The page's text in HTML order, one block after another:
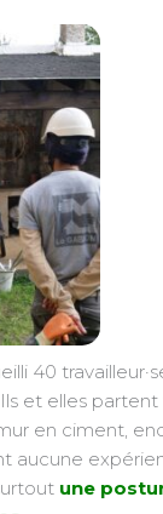
40
et elles
en ciment,
aucune
une